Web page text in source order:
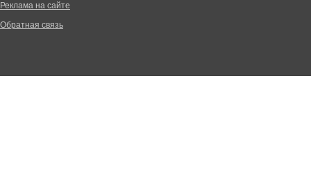
Реклама на сайте
Обратная связь